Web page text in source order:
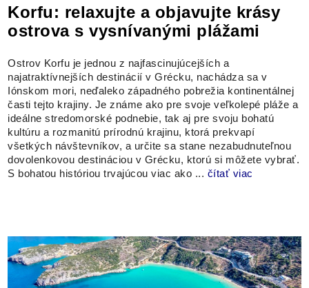
Korfu: relaxujte a objavujte krásy
ostrova s vysnívanými plážami
Ostrov Korfu je jednou z najfascinujúcejších a
najatraktívnejších destinácií v Grécku, nachádza sa v
Iónskom mori, neďaleko západného pobrežia kontinentálnej
časti tejto krajiny. Je známe ako pre svoje veľkolepé pláže a
ideálne stredomorské podnebie, tak aj pre svoju bohatú
kultúru a rozmanitú prírodnú krajinu, ktorá prekvapí
všetkých návštevníkov, a určite sa stane nezabudnuteľnou
dovolenkovou destináciou v Grécku, ktorú si môžete vybrať.
S bohatou históriou trvajúcou viac ako ... čítať viac